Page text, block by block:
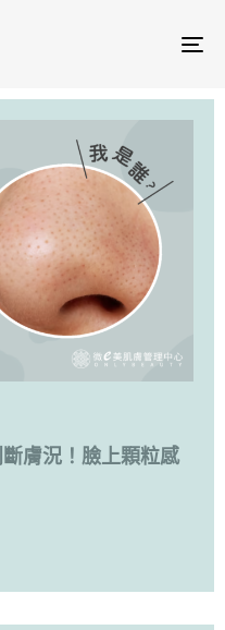
膚況！臉上顆粒感